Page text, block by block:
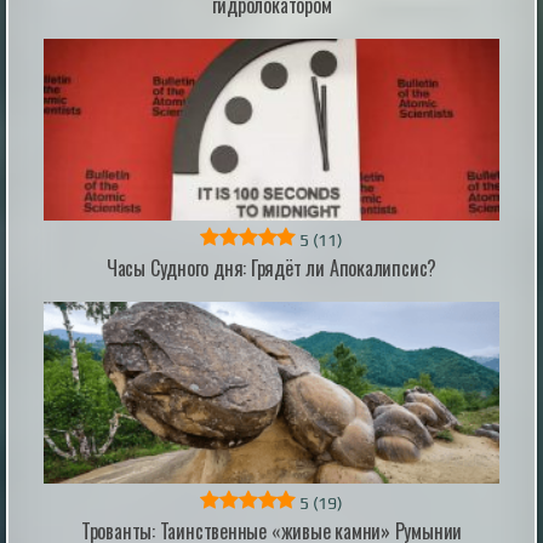
предпочитают разные виды комаров
naked-science.ru | 18 hours ago
Шансов на спасение почти нет: в Индии
критическая стадия болезни стала нормой
для миллионов
В Индии сложилась критическая ситуация с
онкологической помощью: большинство случаев
рака диагностируют лишь тогда, когда симптомы
становятся невыносимыми. В этот момент окно
возможностей для радикального лечения часто уже
закрыто. Системный перекос в сторону терапии
запущенных стадий вместо раннего поиска опухолей
стал главной причиной высокой ...
pravda.ru | 1 hour ago
5 (11)
Часы Судного дня: Грядёт ли Апокалипсис?
5 (19)
Трованты: Таинственные «живые камни» Румынии